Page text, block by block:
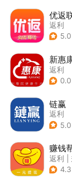
优返
返利
5.0
新惠
返利
0.0
链赢
返利
5.0
赚钱
返利
4.3